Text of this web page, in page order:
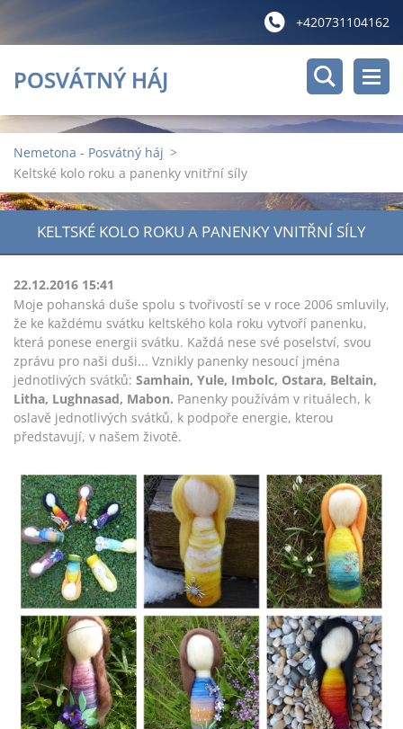
+420731104162
POSVÁTNÝ HÁJ
Nemetona - Posvátný háj >
Keltské kolo roku a panenky vnitřní síly
KELTSKÉ KOLO ROKU A PANENKY VNITŘNÍ SÍLY
22.12.2016 15:41
Moje pohanská duše spolu s tvořivostí se v roce 2006 smluvily,
že ke každému svátku keltského kola roku vytvoří panenku,
která ponese energii svátku. Každá nese své poselství, svou
zprávu pro naši duši... Vznikly panenky nesoucí jména
jednotlivých svátků: Samhain, Yule, Imbolc, Ostara, Beltain,
Litha, Lughnasad, Mabon. Panenky používám v rituálech, k
oslavě jednotlivých svátků, k podpoře energie, kterou
představují, v našem životě.